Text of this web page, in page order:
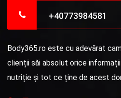
+40773984581
Body365.ro este cu adevărat
clienții săi absolut orice
nutriție și tot ce ține de acest